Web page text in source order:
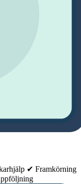
✔ Framkörning